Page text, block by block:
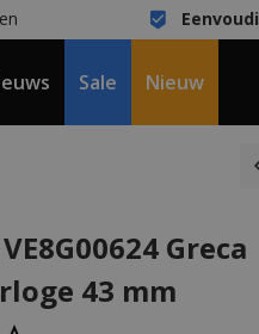
Sale Nieuw
Greca
43 mm